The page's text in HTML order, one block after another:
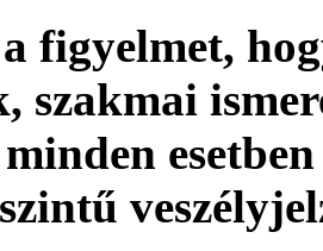
figyelmet,
szakmai
minden